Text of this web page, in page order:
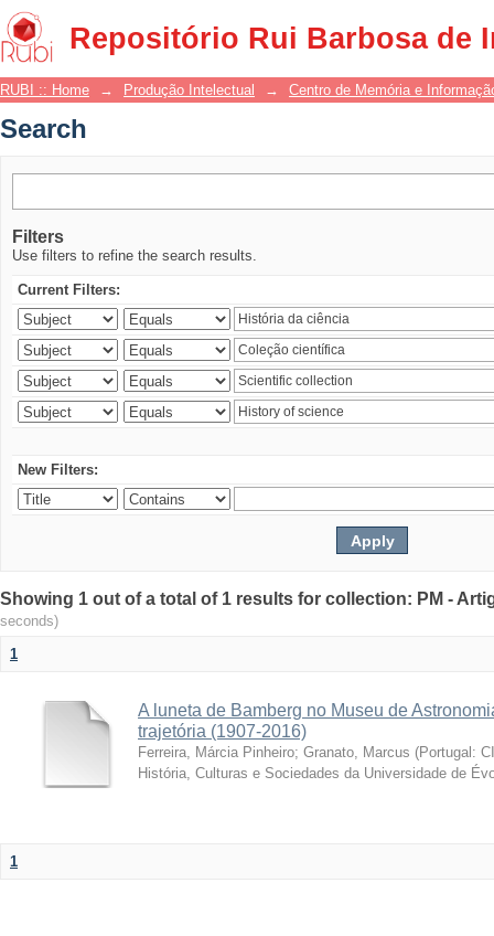
Repositório Rui Barbosa de
Search
RUBI :: Home → Produção Intelectual → Centro de Memória e
Search
Filters
Use filters to refine the search results.
Current Filters:
New Filters:
Showing 1 out of a total of 1 results for collection: PM -
seconds)
1
A luneta de Bamberg no Museu de
trajetória (1907-2016)
Ferreira, Márcia Pinheiro; Granato, Marcus (Portugal:
História, Culturas e Sociedades da Universidade de
1